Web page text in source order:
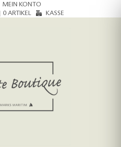
MEIN KONTO
0 ARTIKEL KASSE